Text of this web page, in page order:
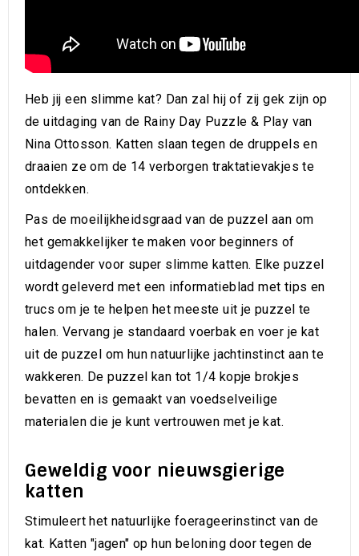
Heb jij een slimme kat? Dan zal hij of zij gek zijn op
de uitdaging van de Rainy Day Puzzle & Play van
Nina Ottosson. Katten slaan tegen de druppels en
draaien ze om de 14 verborgen traktatievakjes te
ontdekken.
Pas de moeilijkheidsgraad van de puzzel aan om
het gemakkelijker te maken voor beginners of
uitdagender voor super slimme katten. Elke puzzel
wordt geleverd met een informatieblad met tips en
trucs om je te helpen het meeste uit je puzzel te
halen. Vervang je standaard voerbak en voer je kat
uit de puzzel om hun natuurlijke jachtinstinct aan te
wakkeren. De puzzel kan tot 1/4 kopje brokjes
bevatten en is gemaakt van voedselveilige
materialen die je kunt vertrouwen met je kat.
Geweldig voor nieuwsgierige
katten
Stimuleert het natuurlijke foerageerinstinct van de
kat. Katten "jagen" op hun beloning door tegen de